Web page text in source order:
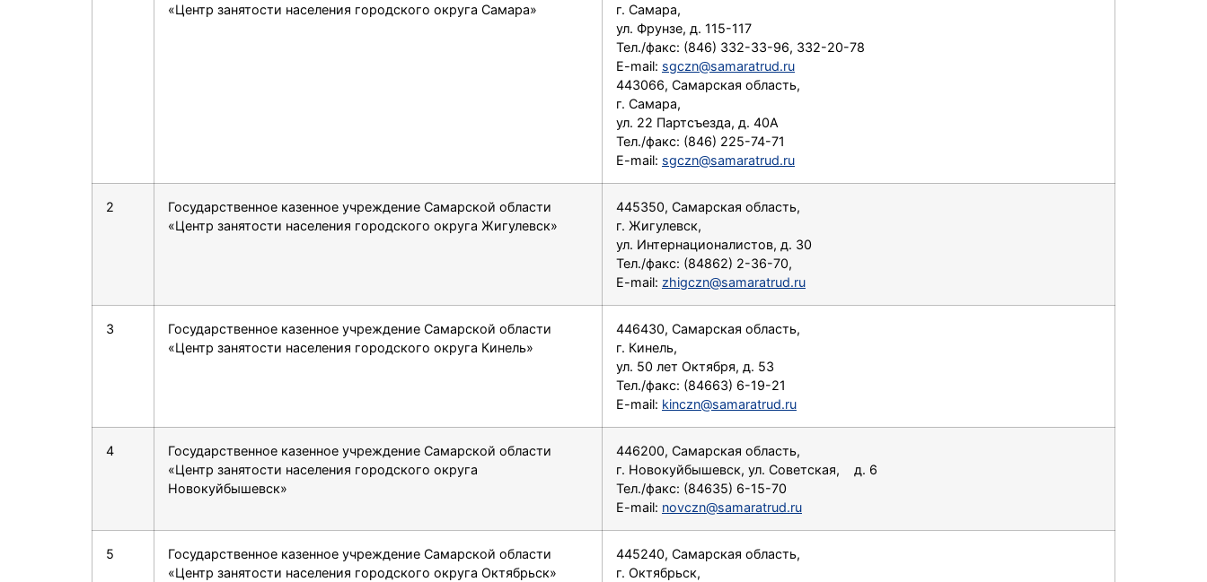
«Центр занятости населения городского округа Самара»
г. Самара,
ул. Фрунзе, д. 115-117
Тел./факс: (846) 332-33-96, 332-20-78
E-mail: sgczn@samaratrud.ru
443066, Самарская область,
г. Самара,
ул. 22 Партсъезда, д. 40А
Тел./факс: (846) 225-74-71
E-mail: sgczn@samaratrud.ru
2
Государственное казенное учреждение Самарской области
«Центр занятости населения городского округа Жигулевск»
445350, Самарская область,
г. Жигулевск,
ул. Интернационалистов, д. 30
Тел./факс: (84862) 2-36-70,
E-mail: zhigczn@samaratrud.ru
3
Государственное казенное учреждение Самарской области
«Центр занятости населения городского округа Кинель»
446430, Самарская область,
г. Кинель,
ул. 50 лет Октября, д. 53
Тел./факс: (84663) 6-19-21
E-mail: kinczn@samaratrud.ru
4
Государственное казенное учреждение Самарской области
«Центр занятости населения городского округа
Новокуйбышевск»
446200, Самарская область,
г. Новокуйбышевск, ул. Советская, д. 6
Тел./факс: (84635) 6-15-70
E-mail: novczn@samaratrud.ru
5
Государственное казенное учреждение Самарской области
«Центр занятости населения городского округа Октябрьск»
445240, Самарская область,
г. Октябрьск,